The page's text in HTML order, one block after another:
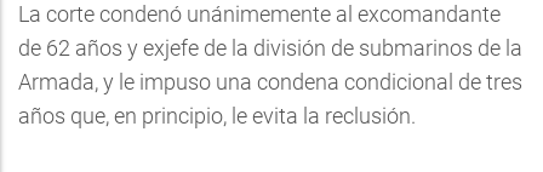
La corte condenó unánimemente al excomandante
de 62 años y exjefe de la división de submarinos de la
Armada, y le impuso una condena condicional de tres
años que, en principio, le evita la reclusión.